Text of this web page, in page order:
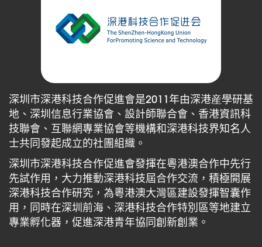
深圳市深港科技合作促進會是2011年由深港産學研基
地、深圳信息行業協會、設計師聯合會、香港資訊科
技聯會、互聯網專業協會等機構和深港科技界知名人
士共同發起成立的社團組織。
深圳市深港科技合作促進會發揮在粵港澳合作中先行
先試作用，大力推動深港科技屆合作交流，積極開展
深港科技合作研究，為粵港澳大灣區建設發揮智囊作
用，同時在深圳前海、深港科技合作特別區等地建立
專業孵化器，促進深港青年協同創新創業。